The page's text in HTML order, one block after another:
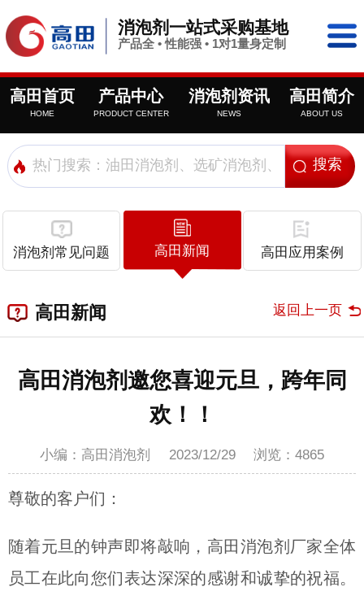
消泡剂一站式采购基地
产品全 • 性能强 • 1对1量身定制
高田首页
HOME
产品中心
PRODUCT CENTER
消泡剂资讯
NEWS
高田简介
ABOUT US
消泡剂常见问题 高田新闻 高田应用案例
高田新闻 返回上一页
高田消泡剂邀您喜迎元旦，跨年同
欢！！
小编：高田消泡剂 2023/12/29 浏览： 4865
尊敬的客户们：
随着元旦的钟声即将敲响，高田消泡剂厂家全体
员工在此向您们表达深深的感谢和诚挚的祝福。